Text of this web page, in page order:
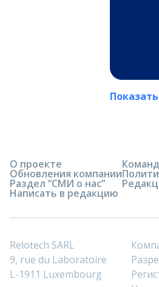
О проекте
Обновления компании
Раздел “СМИ о нас”
Написать в редакцию
Relotech SARL
9, rue du Laboratoire
L-1911 Luxembourg